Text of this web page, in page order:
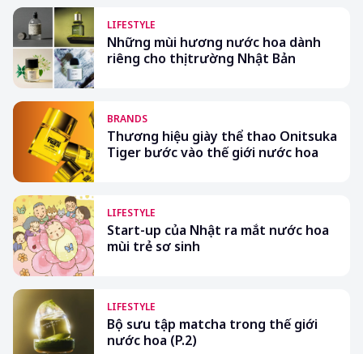
LIFESTYLE
Những mùi hương nước hoa dành
riêng cho thị trường Nhật Bản
BRANDS
Thương hiệu giày thể thao Onitsuka
Tiger bước vào thế giới nước hoa
LIFESTYLE
Start-up của Nhật ra mắt nước hoa
mùi trẻ sơ sinh
LIFESTYLE
Bộ sưu tập matcha trong thế giới
nước hoa (P.2)